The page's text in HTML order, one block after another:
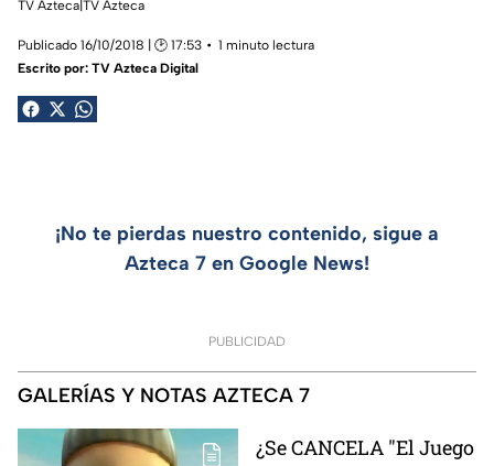
TV Azteca|TV Azteca
Publicado 16/10/2018 | 🕑 17:53
1 minuto lectura
Escrito por: TV Azteca Digital
¡No te pierdas nuestro contenido, sigue a
Azteca 7 en Google News!
PUBLICIDAD
GALERÍAS Y NOTAS AZTECA 7
¿Se CANCELA "El Juego